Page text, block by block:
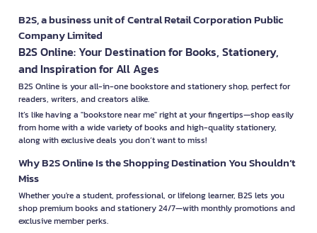
B2S, a business unit of Central Retail Corporation Public
Company Limited
B2S Online: Your Destination for Books, Stationery,
and Inspiration for All Ages
B2S Online is your all-in-one bookstore and stationery shop, perfect for
readers, writers, and creators alike.
It’s like having a "bookstore near me" right at your fingertips—shop easily
from home with a wide variety of books and high-quality stationery,
along with exclusive deals you don’t want to miss!
Why B2S Online Is the Shopping Destination You Shouldn’t
Miss
Whether you're a student, professional, or lifelong learner, B2S lets you
shop premium books and stationery 24/7—with monthly promotions and
exclusive member perks.